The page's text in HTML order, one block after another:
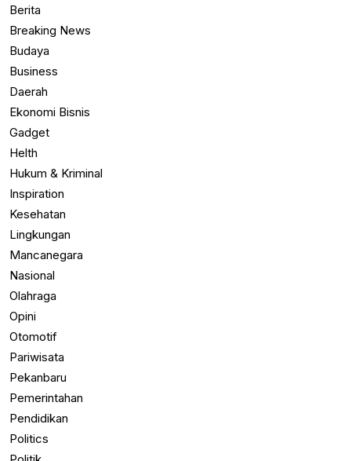
Berita
Breaking News
Budaya
Business
Daerah
Ekonomi Bisnis
Gadget
Helth
Hukum & Kriminal
Inspiration
Kesehatan
Lingkungan
Mancanegara
Nasional
Olahraga
Opini
Otomotif
Pariwisata
Pekanbaru
Pemerintahan
Pendidikan
Politics